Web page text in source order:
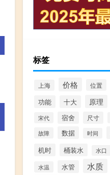
标签
上海 价格 位置
功能
十大 原理
宋代 宿舍 尺寸
故障 数据 时间
机时
桶装水 水口
水温 水管 水质